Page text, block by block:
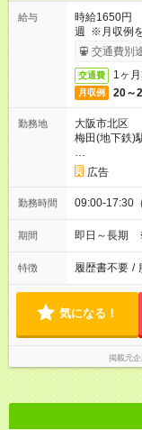
給与
時給1650円
週 ※月収例
ービス利用
交通費別
交通費 1ヶ
月収例 20～
勤務地
大阪市北区
梅田(地下鉄)
…
広告
勤務時間 09:00-17:30
期間 即日～長期
特徴 履歴書不要 /
気になる！
掲載元企